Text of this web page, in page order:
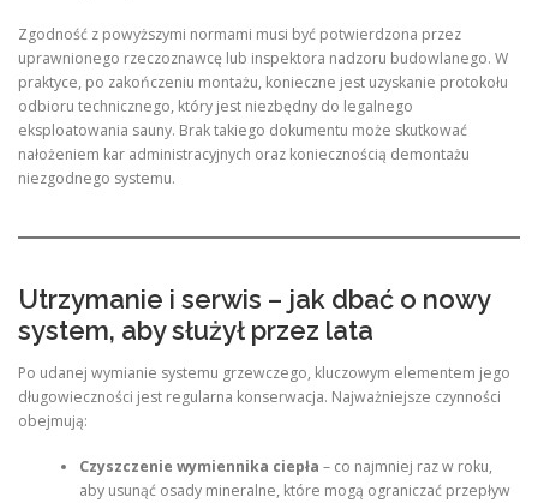
Zgodność z powyższymi normami musi być potwierdzona przez
uprawnionego rzeczoznawcę lub inspektora nadzoru budowlanego. W
praktyce, po zakończeniu montażu, konieczne jest uzyskanie protokołu
odbioru technicznego, który jest niezbędny do legalnego
eksploatowania sauny. Brak takiego dokumentu może skutkować
nałożeniem kar administracyjnych oraz koniecznością demontażu
niezgodnego systemu.
Utrzymanie i serwis – jak dbać o nowy
system, aby służył przez lata
Po udanej wymianie systemu grzewczego, kluczowym elementem jego
długowieczności jest regularna konserwacja. Najważniejsze czynności
obejmują:
Czyszczenie wymiennika ciepła – co najmniej raz w roku,
aby usunąć osady mineralne, które mogą ograniczać przepływ